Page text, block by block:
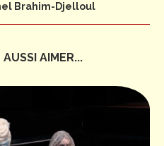
Brahim-Djelloul
AIMER...